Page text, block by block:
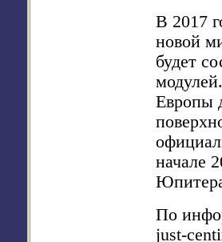
В 2017
новой
будет
Европы
начале
По
just-